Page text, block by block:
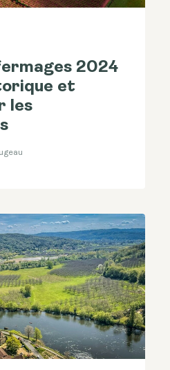
2024
et
les